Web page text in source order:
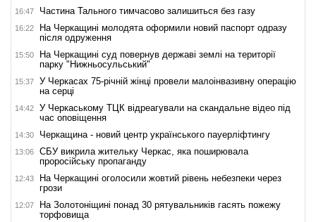
16:47 Частина Тального тимчасово залишиться без газу
16:22
На Черкащині молодята оформили новий паспорт одразу
після одруження
15:50
На Черкащині суд повернув державі землі на території
парку "Нижньосульський"
15:37
У Черкасах 75-річній жінці провели малоінвазивну операцію
на серці
14:42
У Черкаському ТЦК відреагували на скандальне відео під
час оповіщення
14:30 Черкащина - новий центр українського пауерліфтингу
13:06
СБУ викрила жительку Черкас, яка поширювала
проросійську пропаганду
12:43
На Черкащині оголосили жовтий рівень небезпеки через
грози
12:07
На Золотоніщині понад 30 рятувальників гасять пожежу
торфовища